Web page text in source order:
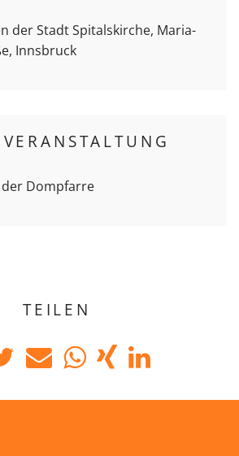
der Stadt Spitalskirche, Maria-
Innsbruck
Dompfarre
TEILEN